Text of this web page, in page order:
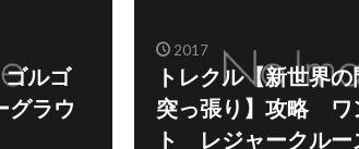
ゴルゴ
グラウ
2017
トレクル【新世界
突っ張り】攻略 ワ
ト レジャークルー